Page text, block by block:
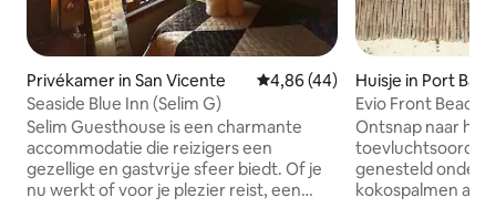
Privékamer in San Vicente Gemiddelde beoordeling van
4,86 (44)
Seaside Blue Inn (Selim G)
Selim Guesthouse is een charmante
accommodatie die reizigers een
gezellige en gastvrije sfeer biedt. Of je
nu werkt of voor je plezier reist, een
Huisje in Port
Evio Front Beach
Bungalow.
Ontsnap naar het
toevluchtsoord
genesteld onder
kokospalmen